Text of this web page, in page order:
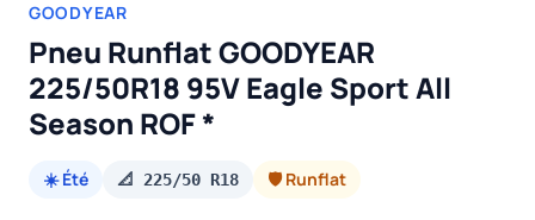
GOODYEAR
Pneu Runflat GOODYEAR
225/50R18 95V Eagle Sport All
Season ROF *
☀️ Été 📐 225/50 R18 🛡️ Runflat